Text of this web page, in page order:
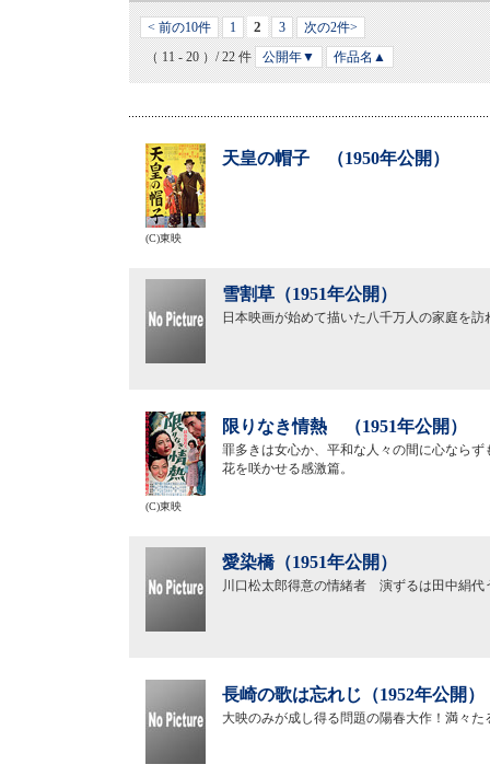
< 前の10件 1 2 3
次の2件>
（ 11 - 20 ）/ 22 件
公開年▼ 作品名▲
天皇の帽子 （1950年公開）
(C)東映
雪割草（1951年公開）
日本映画が始めて描いた八千万人の家庭を
限りなき情熱 （1951年公開）
罪多きは女心か、平和な人々の間に心なら
花を咲かせる感激篇。
(C)東映
愛染橋（1951年公開）
川口松太郎得意の情緒者 演ずるは田中絹代
長崎の歌は忘れじ（1952年公開）
大映のみが成し得る問題の陽春大作！満々